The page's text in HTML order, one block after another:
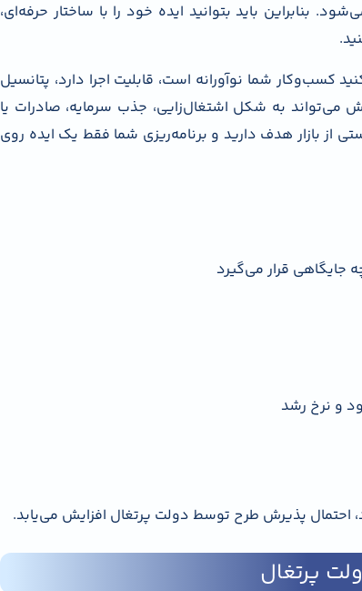
بنابراین باید بتوانید ایده خود را با ساختار حرفه‌ای،
کسب‌وکار شما نوآورانه است، قابلیت اجرا دارد، پتانسیل
می‌تواند به شکل اشتغال‌زایی، جذب سرمایه، صادرات یا
بازار هدف دارید و برنامه‌ریزی شما فقط یک ایده روی
جایگاهی قرار می‌گیرد
پذیرش طرح توسط دولت پرتغال افزایش می‌یابد.